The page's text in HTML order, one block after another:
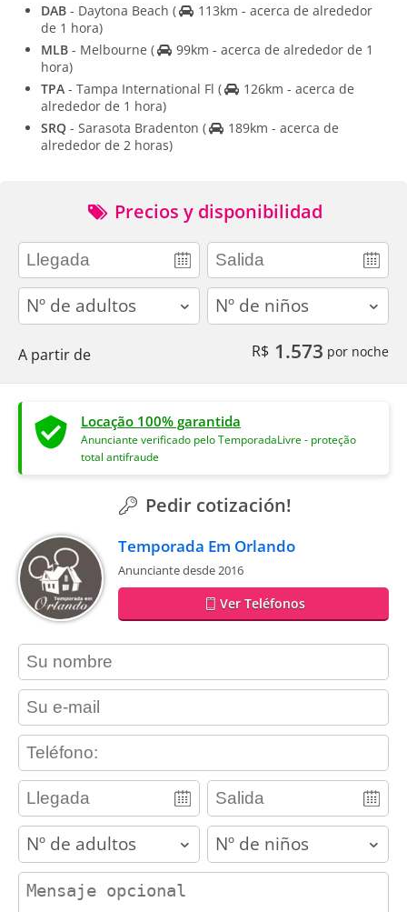
DAB - Daytona Beach (
113km - acerca de alrededor
de 1 hora)
MLB - Melbourne (
99km - acerca de alrededor de 1
hora)
TPA - Tampa International Fl (
126km - acerca de
alrededor de 1 hora)
SRQ - Sarasota Bradenton (
189km - acerca de
alrededor de 2 horas)
Precios y disponibilidad
adults children
A partir de R$ 1.573 por noche
Locação 100% garantida
Anunciante verificado pelo TemporadaLivre - proteção
total antifraude
Pedir cotización!
Temporada Em Orlando
Anunciante desde 2016
Ver Teléfonos
contact_name
contact_email
contact_phone
adults children
contact_message